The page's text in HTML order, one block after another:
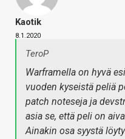
Kaotik
8.1.2020
TeroP
Warframella on hyvä
vuoden kyseistä peliä
patch noteseja ja
asia se, että peli on
Ainakin osa syystä